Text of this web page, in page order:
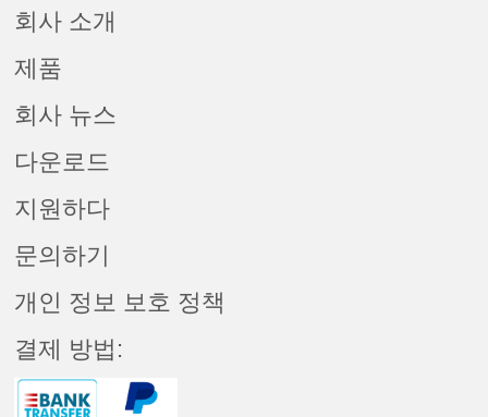
회사 소개
제품
회사 뉴스
다운로드
지원하다
문의하기
개인 정보 보호 정책
결제 방법: